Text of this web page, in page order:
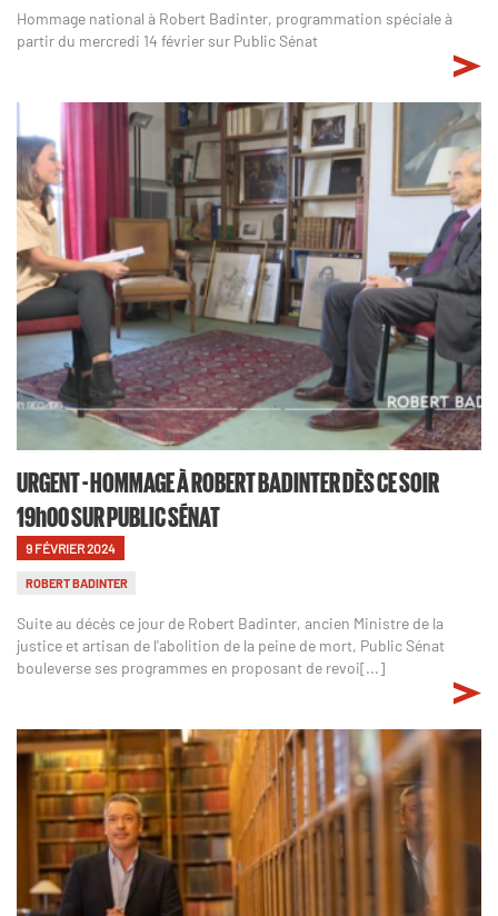
Hommage national à Robert Badinter, programmation spéciale à
partir du mercredi 14 février sur Public Sénat
URGENT - HOMMAGE À ROBERT BADINTER DÈS CE SOIR
19h00 SUR PUBLIC SÉNAT
9 FÉVRIER 2024
ROBERT BADINTER
Suite au décès ce jour de Robert Badinter, ancien Ministre de la
justice et artisan de l'abolition de la peine de mort, Public Sénat
bouleverse ses programmes en proposant de revoi[...]